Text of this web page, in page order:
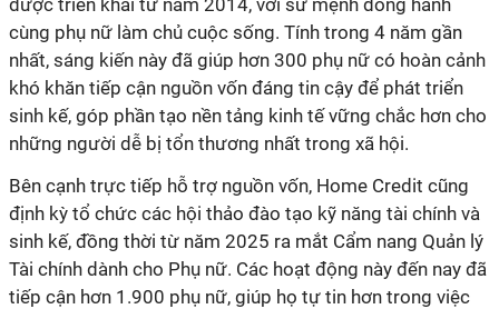
được triển khai từ năm 2014, với sứ mệnh đồng hành
cùng phụ nữ làm chủ cuộc sống. Tính trong 4 năm gần
nhất, sáng kiến này đã giúp hơn 300 phụ nữ có hoàn cảnh
khó khăn tiếp cận nguồn vốn đáng tin cậy để phát triển
sinh kế, góp phần tạo nền tảng kinh tế vững chắc hơn cho
những người dễ bị tổn thương nhất trong xã hội.
Bên cạnh trực tiếp hỗ trợ nguồn vốn, Home Credit cũng
định kỳ tổ chức các hội thảo đào tạo kỹ năng tài chính và
sinh kế, đồng thời từ năm 2025 ra mắt Cẩm nang Quản lý
Tài chính dành cho Phụ nữ. Các hoạt động này đến nay đã
tiếp cận hơn 1.900 phụ nữ, giúp họ tự tin hơn trong việc